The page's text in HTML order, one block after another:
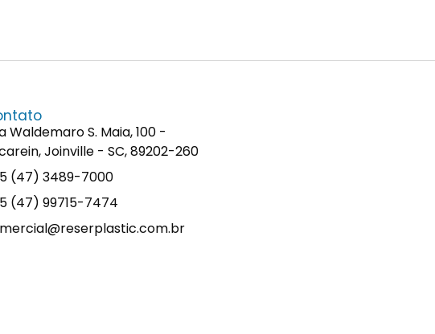
Waldemaro S. Maia, 100 -
Joinville - SC, 89202-260
(47) 3489-7000
(47) 99715-7474